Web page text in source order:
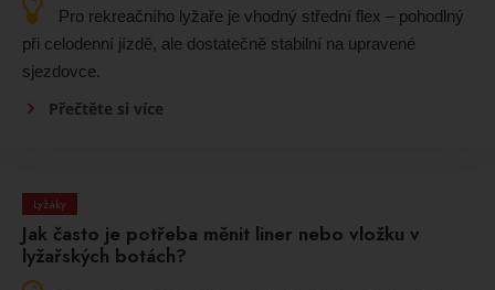
Pro rekreačního lyžaře je vhodný střední flex – pohodlný
při celodenní jízdě, ale dostatečně stabilní na upravené
sjezdovce.
Přečtěte si více
Lyžáky
Jak často je potřeba měnit liner nebo vložku v
lyžařských botách?